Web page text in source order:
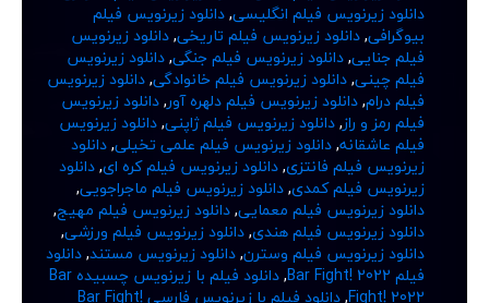
دانلود زیرنویس فیلم انگلیسی,دانلود زیرنویس فیلم
بیوگرافی,دانلود زیرنویس فیلم تاریخی,دانلود زیرنویس
فیلم جنایی,دانلود زیرنویس فیلم جنگی,دانلود زیرنویس
فیلم چینی,دانلود زیرنویس فیلم خانوادگی,دانلود زیرنویس
فیلم درام,دانلود زیرنویس فیلم دلهره آور,دانلود زیرنویس
فیلم رمز و راز,دانلود زیرنویس فیلم ژاپنی,دانلود زیرنویس
فیلم عاشقانه,دانلود زیرنویس فیلم علمی تخیلی,دانلود
زیرنویس فیلم فانتزی,دانلود زیرنویس فیلم کره ای,دانلود
زیرنویس فیلم کمدی,دانلود زیرنویس فیلم ماجراجویی,
دانلود زیرنویس فیلم معمایی,دانلود زیرنویس فیلم مهیج,
دانلود زیرنویس فیلم هندی,دانلود زیرنویس فیلم ورزشی,
دانلود زیرنویس فیلم وسترن,دانلود زیرنویس مستند,دانلود
فیلم Bar Fight! 2022
,
دانلود فیلم با زیرنویس چسبیده Bar
Fight! 2022
,
دانلود فیلم با زیرنویس فارسی Bar Fight!